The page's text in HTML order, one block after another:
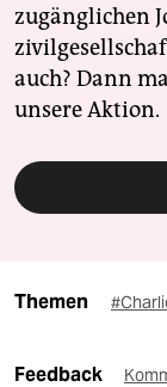
zugänglichen
auch? Dann
unsere Aktion.
Themen
Feedback